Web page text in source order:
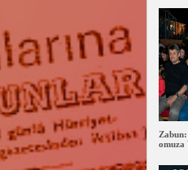
Zabun:
omuza